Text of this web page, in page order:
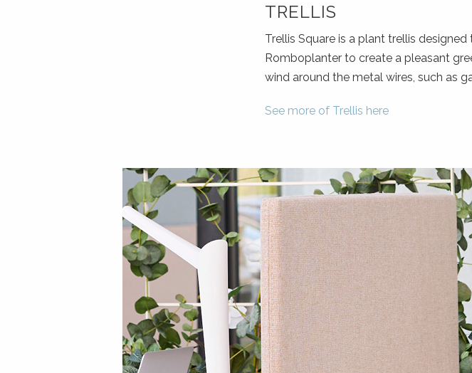
TRELLIS
Trellis Square is a plant trellis
Romboplanter to create a pleasant
wind around the metal wires, such as
See more of Trellis here